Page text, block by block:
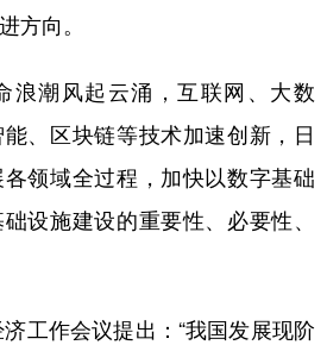
方向。
潮风起云涌，互联网、大数
、区块链等技术加速创新，日
领域全过程，加快以数字基础
设施建设的重要性、必要性、
作会议提出：“我国发展现阶